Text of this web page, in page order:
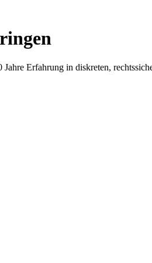
Erfahrung in diskreten,